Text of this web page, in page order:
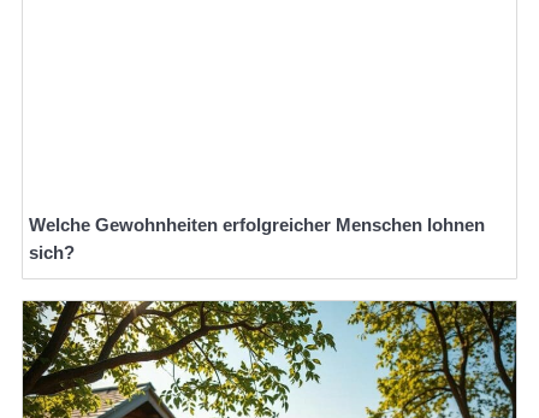
Welche Gewohnheiten erfolgreicher Menschen lohnen
sich?